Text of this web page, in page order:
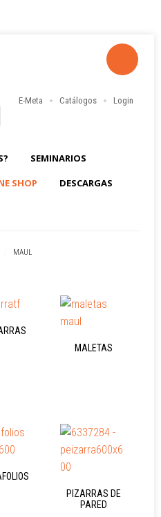
E-Meta Catálogos Login
SEMINARIOS
SHOP
DESCARGAS
MAUL
MALETAS
PIZARRAS DE
PARED